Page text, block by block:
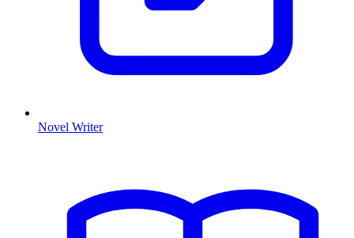
Novel Writer